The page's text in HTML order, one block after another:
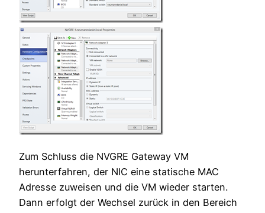
Zum Schluss die NVGRE Gateway VM
herunterfahren, der NIC eine statische MAC
Adresse zuweisen und die VM wieder starten.
Dann erfolgt der Wechsel zurück in den Bereich